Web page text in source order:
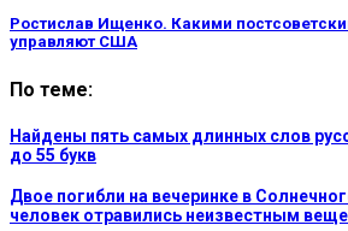
Ростислав Ищенко. Какими
управляют США
По теме:
Найдены пять самых длинных слов
до 55 букв
Двое погибли на вечеринке в
человек отравились неизвестным